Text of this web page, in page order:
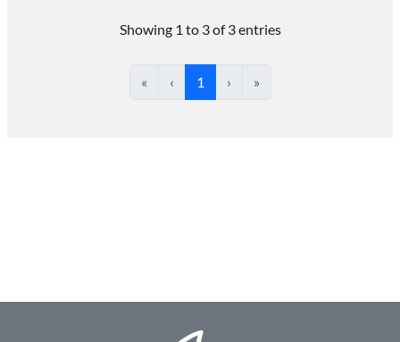
Showing 1 to 3 of 3 entries
« ‹ 1 › »